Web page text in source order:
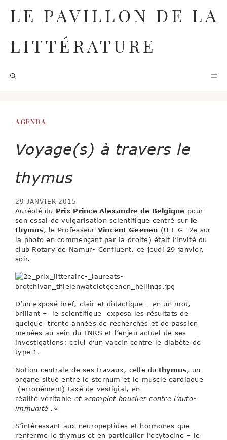
contenu
LE PAVILLON DE LA
LITTÉRATURE
AGENDA
Voyage(s) à travers le
thymus
29 JANVIER 2015
Auréolé du Prix Prince Alexandre de Belgique pour
son essai de vulgarisation scientifique centré sur le
thymus, le Professeur Vincent Geenen (U L G -2e sur
la photo en commençant par la droite) était l’invité du
club Rotary de Namur- Confluent, ce jeudi 29 janvier,
soir.
D’un exposé bref, clair et didactique – en un mot,
brillant – le scientifique exposa les résultats de
quelque trente années de recherches et de passion
menées au sein du FNRS et l’enjeu actuel de ses
investigations: celui d’un vaccin contre le diabète de
type 1.
Notion centrale de ses travaux, celle du thymus, un
organe situé entre le sternum et le muscle cardiaque
(erronément) taxé de vestigial, en
réalité véritable et »complet bouclier contre l’auto-
immunité . «
S’intéressant aux neuropeptides et hormones que
renferme le thymus et en particulier l’ocytocine – le